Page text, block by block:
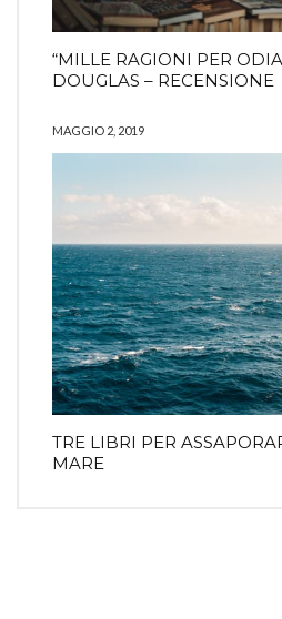
“MILLE RAGIONI PER
DOUGLAS – RECENSIONE
MAGGIO 2, 2019
TRE LIBRI PER
MARE